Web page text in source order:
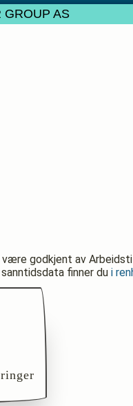
GROUP AS
godkjent av
finner du i